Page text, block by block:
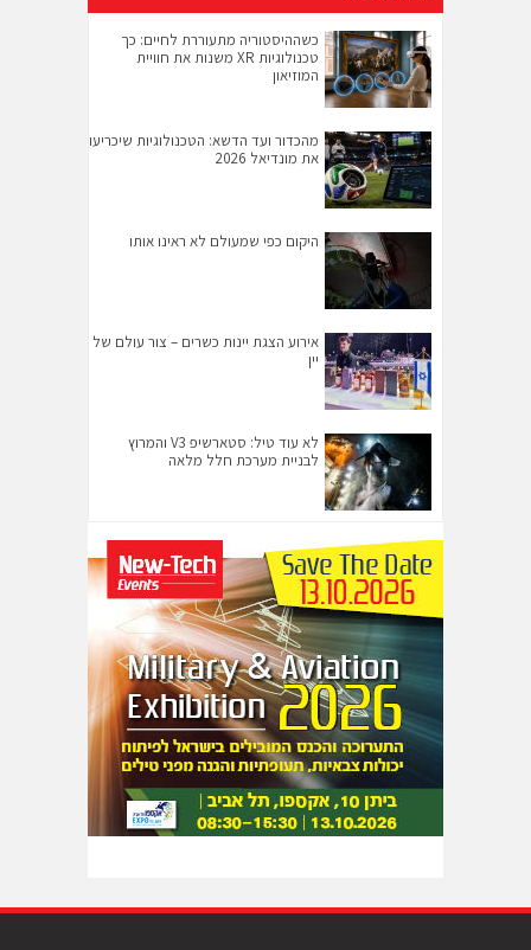
כשההיסטוריה מתעוררת לחיים: כך
טכנולוגיות XR משנות את חוויית
המוזיאון
מהכדור ועד הדשא: הטכנולוגיות שיכריעו
את מונדיאל 2026
היקום כפי שמעולם לא ראינו אותו
אירוע הצגת יינות כשרים – צור עולם של
יין
לא עוד טיל: סטארשיפ V3 והמרוץ
לבניית מערכת חלל מלאה